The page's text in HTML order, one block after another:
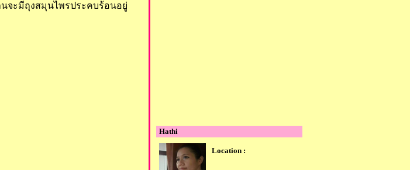
จะมีถุงสมุนไพรประคบร้อนอยู่
Hathi
Location :